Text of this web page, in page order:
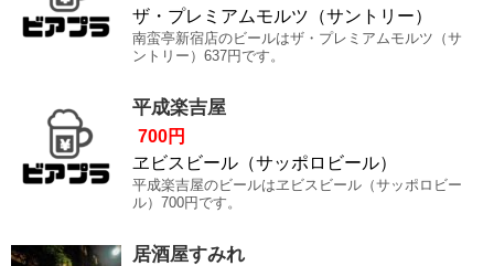
ザ・プレミアムモルツ（サントリー）
南蛮亭新宿店のビールはザ・プレミアムモルツ（サ
ントリー）637円です。
平成楽吉屋
700円
ヱビスビール（サッポロビール）
平成楽吉屋のビールはヱビスビール（サッポロビー
ル）700円です。
居酒屋すみれ